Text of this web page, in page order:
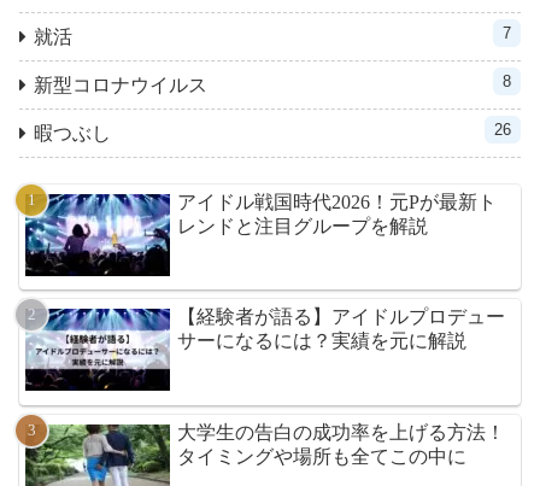
就活 7
新型コロナウイルス 8
暇つぶし 26
アイドル戦国時代2026！元Pが最新ト
レンドと注目グループを解説
【経験者が語る】アイドルプロデュー
サーになるには？実績を元に解説
大学生の告白の成功率を上げる方法！
タイミングや場所も全てこの中に